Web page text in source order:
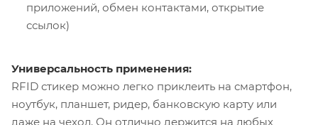
приложений, обмен контактами, открытие
ссылок)
Универсальность применения:
RFID стикер можно легко приклеить на смартфон,
ноутбук, планшет, ридер, банковскую карту или
даже на чехол. Он отлично держится на любых